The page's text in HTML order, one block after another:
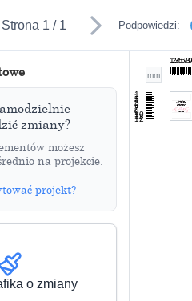
Strona 1 / 1 Podpowiedzi:
zmiany?
możesz
na projekcie.
projekt?
o zmiany
123456789
1
2
3
4
5
6
7
8
9
10
11
12
mm